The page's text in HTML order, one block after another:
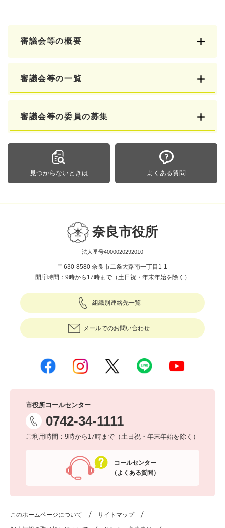
審議会等の概要
審議会等の一覧
審議会等の委員の募集
見つからないときは よくある質問
奈良市役所
法人番号4000020292010
〒630-8580 奈良市二条大路南一丁目1-1
開庁時間：9時から17時まで（土日祝・年末年始を除く）
組織別連絡先一覧
メールでのお問い合わせ
市役所コールセンター
0742-34-1111
ご利用時間：9時から17時まで（土日祝・年末年始を除く）
コールセンター
（よくある質問）
このホームページについて サイトマップ